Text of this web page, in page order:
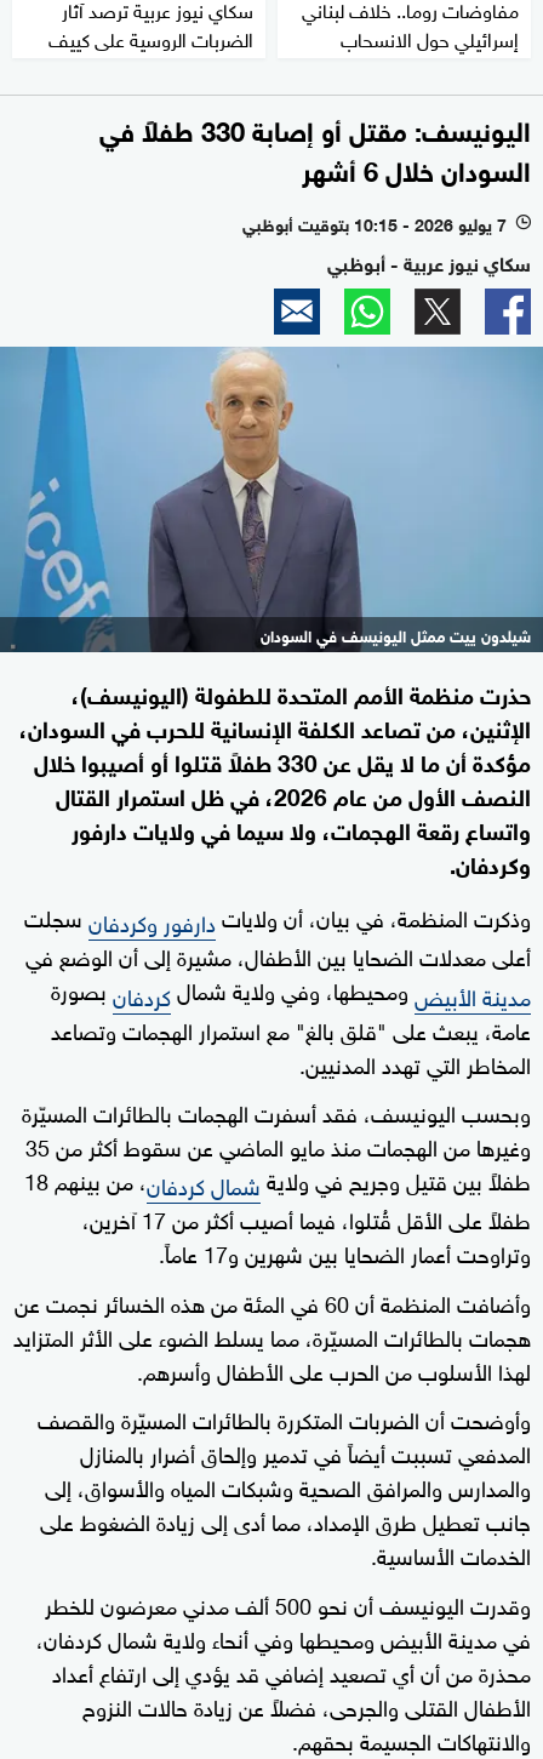
مفاوضات روما.. خلاف لبناني
إسرائيلي حول الانسحاب
سكاي نيوز عربية ترصد آثار
الضربات الروسية على كييف
اليونيسف: مقتل أو إصابة 330 طفلاً في
السودان خلال 6 أشهر
l 7 يوليو 2026 - 10:15 بتوقيت أبوظبي
سكاي نيوز عربية - أبوظبي
شيلدون ييت ممثل اليونيسف في السودان
حذرت منظمة الأمم المتحدة للطفولة (اليونيسف)،
الإثنين، من تصاعد الكلفة الإنسانية للحرب في السودان،
مؤكدة أن ما لا يقل عن 330 طفلاً قتلوا أو أصيبوا خلال
النصف الأول من عام 2026، في ظل استمرار القتال
واتساع رقعة الهجمات، ولا سيما في ولايات دارفور
وكردفان.
وذكرت المنظمة، في بيان، أن ولاياتدارفور وكردفانسجلت
أعلى معدلات الضحايا بين الأطفال، مشيرة إلى أن الوضع في
مدينة الأبيضومحيطها، وفي ولاية شمالكردفانبصورة
عامة، يبعث على "قلق بالغ" مع استمرار الهجمات وتصاعد
المخاطر التي تهدد المدنيين.
وبحسب اليونيسف، فقد أسفرت الهجمات بالطائرات المسيّرة
وغيرها من الهجمات منذ مايو الماضي عن سقوط أكثر من 35
طفلاً بين قتيل وجريح في ولايةشمال كردفان
، من بينهم 18
طفلاً على الأقل قُتلوا، فيما أصيب أكثر من 17 آخرين،
وتراوحت أعمار الضحايا بين شهرين و17 عاماً.
وأضافت المنظمة أن 60 في المئة من هذه الخسائر نجمت عن
هجمات بالطائرات المسيّرة، مما يسلط الضوء على الأثر المتزايد
لهذا الأسلوب من الحرب على الأطفال وأسرهم.
وأوضحت أن الضربات المتكررة بالطائرات المسيّرة والقصف
المدفعي تسببت أيضاً في تدمير وإلحاق أضرار بالمنازل
والمدارس والمرافق الصحية وشبكات المياه والأسواق، إلى
جانب تعطيل طرق الإمداد، مما أدى إلى زيادة الضغوط على
الخدمات الأساسية.
وقدرت اليونيسف أن نحو 500 ألف مدني معرضون للخطر
في مدينة الأبيض ومحيطها وفي أنحاء ولاية شمال كردفان،
محذرة من أن أي تصعيد إضافي قد يؤدي إلى ارتفاع أعداد
الأطفال القتلى والجرحى، فضلاً عن زيادة حالات النزوح
والانتهاكات الجسيمة بحقهم.